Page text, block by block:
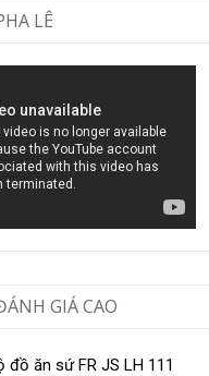
LÊ
GIÁ CAO
đồ ăn sứ ​FR JS LH 111